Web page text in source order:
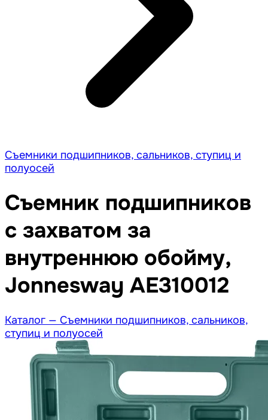
Съемники подшипников, сальников, ступиц и
полуосей
Съемник подшипников
с захватом за
внутреннюю обойму,
Jonnesway AE310012
Каталог — Съемники подшипников, сальников,
ступиц и полуосей